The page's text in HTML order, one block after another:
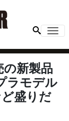
新製品
ラモデル
盛りだ